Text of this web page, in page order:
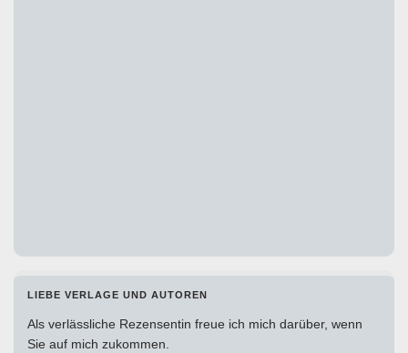
LIEBE VERLAGE UND AUTOREN
Als verlässliche Rezensentin freue ich mich darüber, wenn
Sie auf mich zukommen.